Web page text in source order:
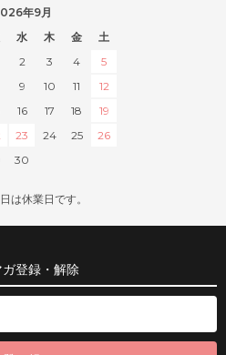
年9月
水 木 金
土
2 3 4
5
9 10 11
12
16 17 18
19
23 24 25
26
30
は休業日です。
ガ登録・解除